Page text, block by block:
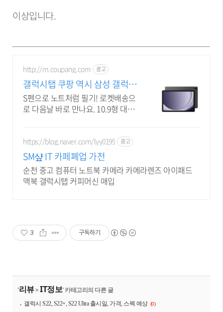
이상입니다.
http://m.coupang.com 광고
갤럭시탭 쿠팡 역시 삼성 갤럭시
탭
S펜으로 노트처럼 필기! 로켓배송으
로 다음날 바로 만나요. 10.9형 대화
https://blog.naver.com/lyy0199 광고
SM샾 IT 카페폐업 가전
순천 중고 컴퓨터 노트북 카메라 카메라렌즈 아이패드
맥북 갤럭시탭 커피머신 매입
3 구독하기
'리뷰>IT정보' 카테고리의 다른 글
갤럭시 S22, S22+, S22 Ultra 출시일, 가격, 스펙 예상 (0)